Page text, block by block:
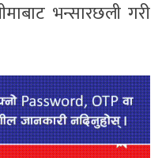
भन्सारछली गरी